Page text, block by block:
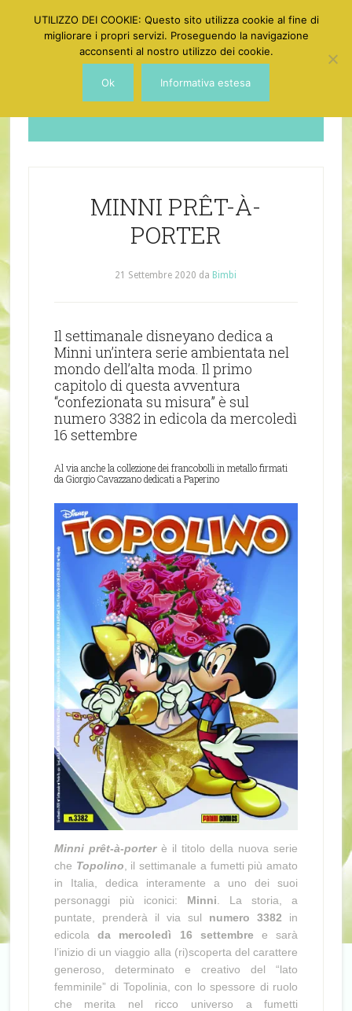
Dotgirl
MINNI PRÊT-À-
PORTER
21 Settembre 2020 da Bimbi
Il settimanale disneyano dedica a
Minni un’intera serie ambientata nel
mondo dell’alta moda. Il primo
capitolo di questa avventura
“confezionata su misura” è sul
numero 3382 in edicola da mercoledì
16 settembre
Al via anche la collezione dei francobolli in metallo firmati
da Giorgio Cavazzano dedicati a Paperino
Minni prêt-à-porter è il titolo della nuova serie
che Topolino , il settimanale a fumetti più amato
in Italia, dedica interamente a uno dei suoi
personaggi più iconici: Minni . La storia, a
puntate, prenderà il via sul numero 3382 in
edicolada mercoledì 16 settembre e sarà
l’inizio di un viaggio alla (ri)scoperta del carattere
generoso, determinato e creativo del “lato
femminile” di Topolinia, con lo spessore di ruolo
che merita nel ricco universo a fumetti
UTILIZZO DEI COOKIE: Questo sito utilizza cookie al fine di
migliorare i propri servizi. Proseguendo la navigazione
acconsenti al nostro utilizzo dei cookie.
Ok Informativa estesa